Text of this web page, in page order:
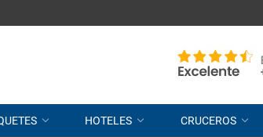
HOTELES CRUCEROS